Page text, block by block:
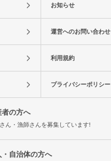
お知らせ
運営へのお問い合わせ
利用規約
プライバシーポリシー
者の方へ
ん・漁師さんを募集しています!
・自治体の方へ